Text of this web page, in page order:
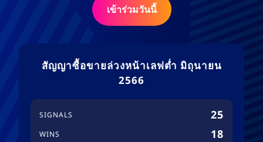
เข้าร่วมวันนี้
สัญญาซื้อขายล่วงหน้าเลฟต่ำ มิถุนายน
2566
SIGNALS 25
WINS 18